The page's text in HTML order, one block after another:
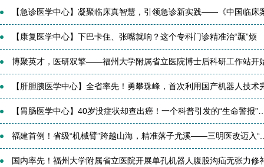
【急诊医学中心】凝聚临床真智慧，引领急诊新实践——《中国临床
【康复医学中心】下巴卡住、张嘴就响？这个专科门诊精准治“颞”烦
博聚英才，医研双擎——福州大学附属省立医院博士后科研工作站开
【肝胆胰医学中心】全省率先！勇攀珠峰，首次利用国产机器人技术
【胃肠医学中心】40岁没症状却查出癌！一个科普引发的“生命警报
福建首例！省级“机械臂”跨越山海，精准落子尤溪——三明医改迈入
国内率先！福州大学附属省立医院开展单孔机器人腹股沟疝无张力修